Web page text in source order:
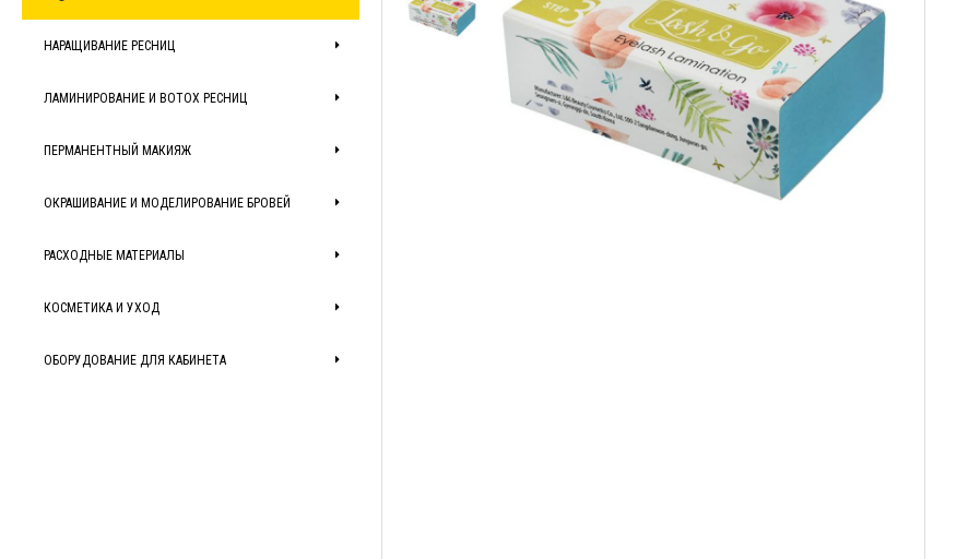
НАРАЩИВАНИЕ РЕСНИЦ
ЛАМИНИРОВАНИЕ И BOTOX РЕСНИЦ
ПЕРМАНЕНТНЫЙ МАКИЯЖ
ОКРАШИВАНИЕ И МОДЕЛИРОВАНИЕ БРОВЕЙ
РАСХОДНЫЕ МАТЕРИАЛЫ
КОСМЕТИКА И УХОД
ОБОРУДОВАНИЕ ДЛЯ КАБИНЕТА